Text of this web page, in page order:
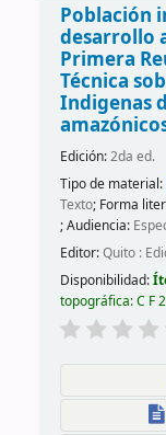
Población
desarrollo
Primera
Técnica
Indigenas
Edición:2da ed.
Tipo de material:
Texto; Forma
; Audiencia:
Editor:Quito :
Disponibilidad:
topográfica:C F